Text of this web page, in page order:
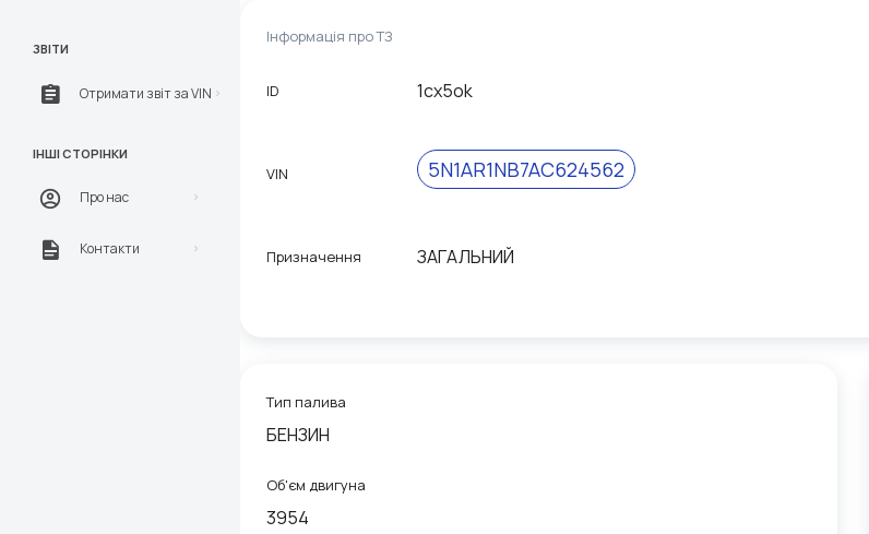
ЗВІТИ
Отримати звіт за VIN
ІНШІ СТОРІНКИ
Про нас
Контакти
Інформація про ТЗ
ID 1cx5ok
VIN 5N1AR1NB7AC624562
Призначення ЗАГАЛЬНИЙ
Тип палива
БЕНЗИН
Об'єм двигуна
3954